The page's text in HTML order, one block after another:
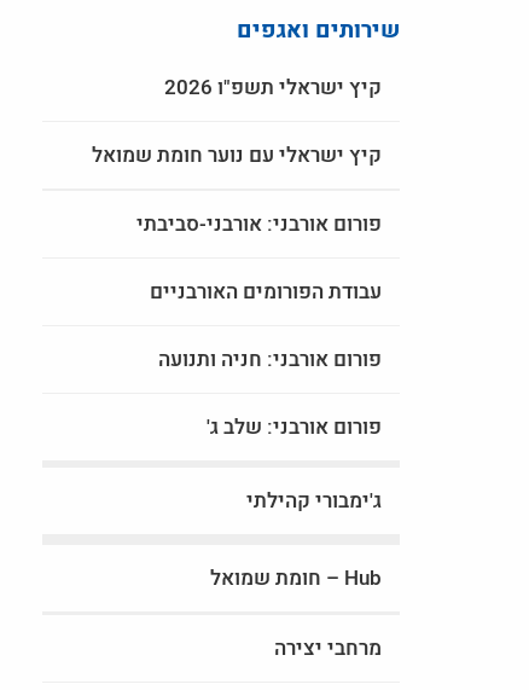
שירותים ואגפים
קיץ ישראלי תשפ"ו 2026
קיץ ישראלי עם נוער חומת שמואל
פורום אורבני: אורבני-סביבתי
עבודת הפורומים האורבניים
פורום אורבני: חניה ותנועה
פורום אורבני: שלב ג'
ג'ימבורי קהילתי
Hub – חומת שמואל
מרחבי יצירה